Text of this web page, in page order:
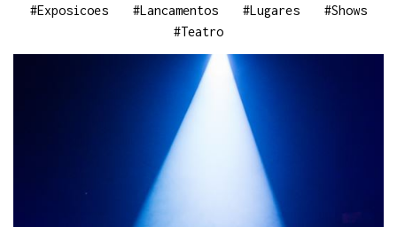
#Exposicoes
#Lancamentos #Lugares
#Shows
#Teatro